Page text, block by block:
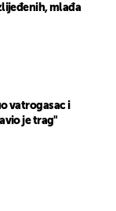
mlađa
vatrogasac i
je trag"